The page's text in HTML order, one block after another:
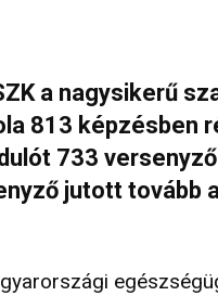
a nagysikerű
813 képzésben
733
jutott tovább